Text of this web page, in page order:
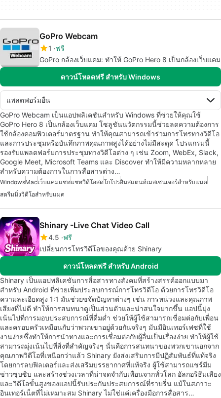
GoPro Webcam
1
ฟรี
GoPro กล้องเว็บแคม: ทำให้ GoPro Hero 8 เป็นกล้องเว็บแคม
ดาวน์โหลดฟรี สำหรับ Windows
แพลตฟอร์มอื่น
GoPro Webcam เป็นแอปพลิเคชันสำหรับ Windows ที่ช่วยให้คุณใช้
GoPro Hero 8 เป็นกล้องเว็บแคม โซลูชันนวัตกรรมนี้ช่วยลดความต้องการ
ใช้กล้องคอมพิวเตอร์มาตรฐาน ทำให้คุณสามารถเข้าร่วมการโทรทางวิดีโอ
และการประชุมหรือบันทึกภาพคุณภาพสูงได้อย่างไม่มีสะดุด โปรแกรมนี้
รองรับแพลตฟอร์มการประชุมทางวิดีโอต่าง ๆ เช่น Zoom, WebEx, Slack,
Google Meet, Microsoft Teams และ Discover ทำให้มีความหลากหลาย
สำหรับความต้องการในการสื่อสารต่าง…
WindowsMacเว็บแคมแชทแชทวิดีโอสดโกโปรอินสแตนท์เมสเซนเจอร์สำหรับแมค
สตรีมมิ่งวิดีโอสำหรับแมค
Shinary -Live Chat Video Call
4.5 ฟรี
เปลี่ยนการโทรวิดีโอของคุณด้วย Shinary
ดาวน์โหลดฟรี สำหรับ Android
Shinary เป็นแอปพลิเคชันการสื่อสารทางสังคมที่สร้างสรรค์ออกแบบมา
สำหรับ Android ที่ช่วยเพิ่มประสบการณ์การโทรวิดีโอ ด้วยการโทรวิดีโอ
ความละเอียดสูง 1:1 มันช่วยขจัดปัญหาต่างๆ เช่น การหน่วงและคุณภาพ
เสียงที่ไม่ดี ทำให้การสนทนาดูเป็นส่วนตัวและน่าสนใจมากขึ้น แอปนี้มุ่ง
เน้นไปที่การมอบประสบการณ์ที่ดื่มด่ำ ช่วยให้ผู้ใช้สามารถเชื่อมต่อกับเพื่อน
และครอบครัวเหมือนกับว่าพวกเขาอยู่ด้วยกันจริงๆ มันมีอินเทอร์เฟซที่ใช้
งานง่ายซึ่งทำให้การนำทางและการเชื่อมต่อกับผู้อื่นเป็นเรื่องง่าย ทำให้ผู้ใช้
สามารถมุ่งเน้นไปที่สิ่งที่สำคัญจริงๆ นั่นคือการสนทนาของพวกเขานอกจาก
คุณภาพวิดีโอที่เหนือกว่าแล้ว Shinary ยังส่งเสริมการมีปฏิสัมพันธ์ที่แท้จริง
โดยการลบฟิลเตอร์และส่งเสริมบรรยากาศที่แท้จริง ผู้ใช้สามารถแชร์มีม
ข่าวซุบซิบ และสร้างช่วงเวลาที่น่าจดจำกับเพื่อนจากทั่วโลก อัลกอริธึมเสียง
และวิดีโอขั้นสูงของแอปนี้รับประกันประสบการณ์ที่ราบรื่น แม้ในสภาวะ
อินเทอร์เน็ตที่ไม่เหมาะสม Shinary ไม่ใช่แค่เครื่องมือการสื่อสาร…